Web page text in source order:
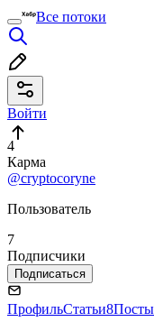
Все потоки
Войти
4
Карма
@cryptocoryne
Пользователь
7
Подписчики
Подписаться
ПрофильСтатьи8Посты